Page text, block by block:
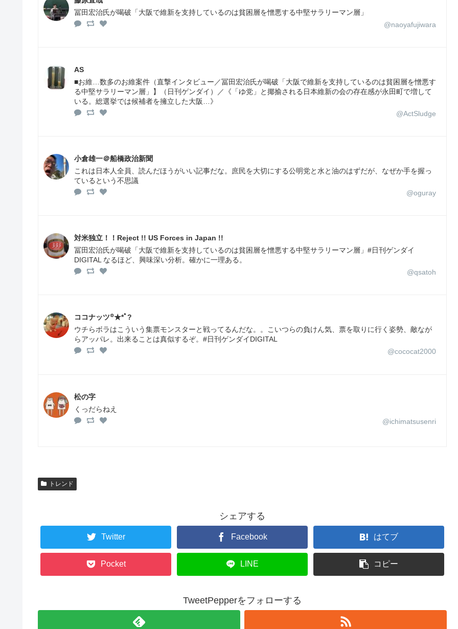
冨田宏治氏が喝破「大阪で維新を支持しているのは貧困層を憎悪する中堅サラリーマン層」
@naoyafujiwara
AS
■お維…数多のお維案件（直撃インタビュー／冨田宏治氏が喝破「大阪で維新を支持しているのは貧困層を憎悪す
る中堅サラリーマン層」】（日刊ゲンダイ）／《「ゆ党」と揶揄される日本維新の会の存在感が永田町で増して
いる。総選挙では候補者を擁立した大阪…》
@ActSludge
小倉雄一＠船橋政治新聞
これは日本人全員、読んだほうがいい記事だな。庶民を大切にする公明党と水と油のはずだが、なぜか手を握っ
ているという不思議
@oguray
対米独立！！Reject !! US Forces in Japan !!
冨田宏治氏が喝破「大阪で維新を支持しているのは貧困層を憎悪する中堅サラリーマン層」#日刊ゲンダイ
DIGITAL なるほど、興味深い分析。確かに一理ある。
@qsatoh
ココナッツ꙳★*ﾟ?
ウチらボラはこういう集票モンスターと戦ってるんだな。。こいつらの負けん気、票を取りに行く姿勢、敵なが
らアッパレ。出来ることは真似するぞ。#日刊ゲンダイDIGITAL
@cococat2000
松の字
くっだらねえ
@ichimatsusenri
トレンド
シェアする
Twitter Facebook はてブ
Pocket LINE コピー
TweetPepperをフォローする